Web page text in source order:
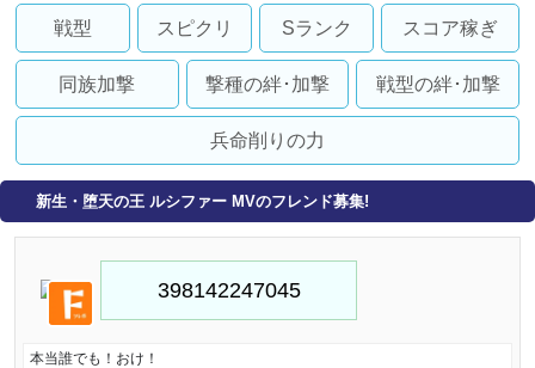
戦型 スピクリ Sランク スコア稼ぎ
同族加撃 撃種の絆･加撃 戦型の絆･加撃
兵命削りの力
新生・堕天の王 ルシファー MVのフレンド募集!
本当誰でも！おけ！